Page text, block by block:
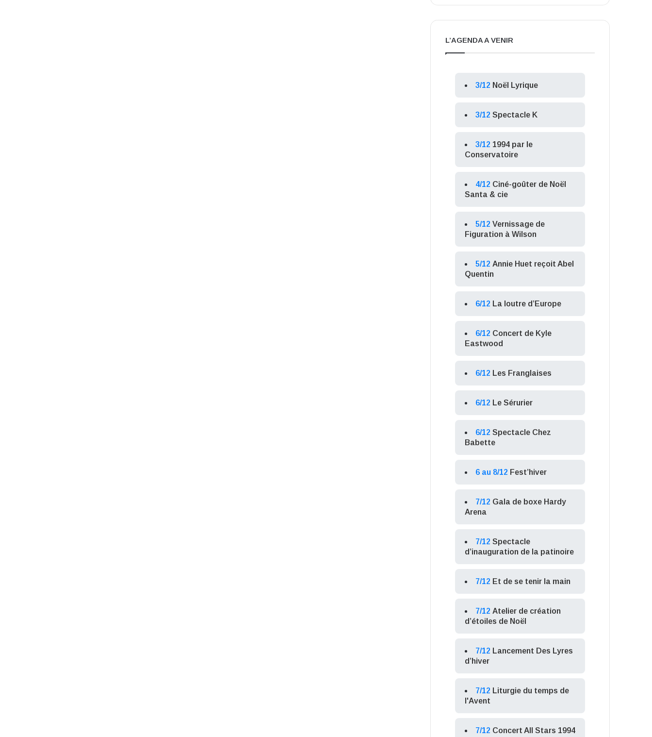
L’AGENDA A VENIR
3/12 Noël Lyrique
3/12 Spectacle K
3/12 1994 par le
Conservatoire
4/12 Ciné-goûter de Noël
Santa & cie
5/12 Vernissage de
Figuration à Wilson
5/12 Annie Huet reçoit Abel
Quentin
6/12 La loutre d’Europe
6/12 Concert de Kyle
Eastwood
6/12 Les Franglaises
6/12 Le Sérurier
6/12 Spectacle Chez
Babette
6 au 8/12 Fest’hiver
7/12 Gala de boxe Hardy
Arena
7/12 Spectacle
d’inauguration de la patinoire
7/12 Et de se tenir la main
7/12 Atelier de création
d’étoiles de Noël
7/12 Lancement Des Lyres
d’hiver
7/12 Liturgie du temps de
l'Avent
7/12 Concert All Stars 1994